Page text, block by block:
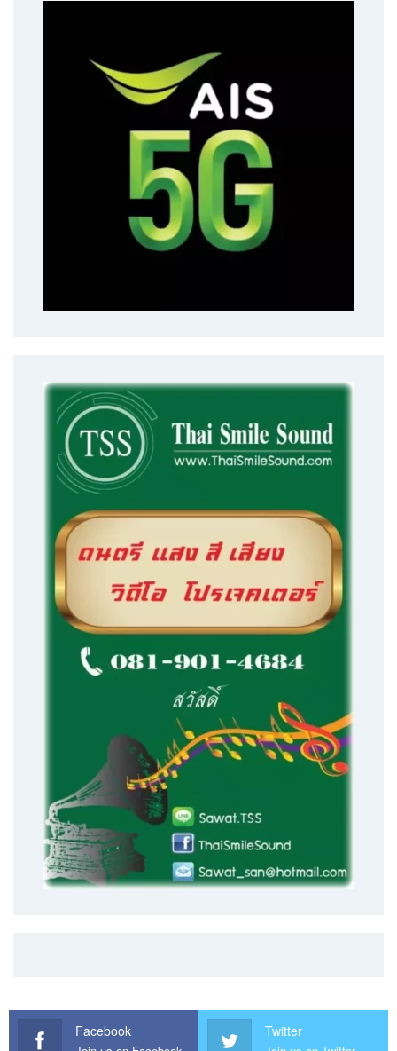
Facebook Twitter